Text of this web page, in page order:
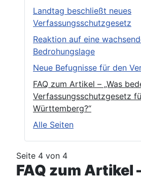
Landtag beschließt neues
Verfassungsschutzgesetz
Reaktion auf eine
Bedrohungslage
Neue Befugnisse für den
FAQ zum Artikel – „Was
Verfassungsschutzgesetz
Württemberg?“
Alle Seiten
Seite 4 von 4
FAQ zum Artikel